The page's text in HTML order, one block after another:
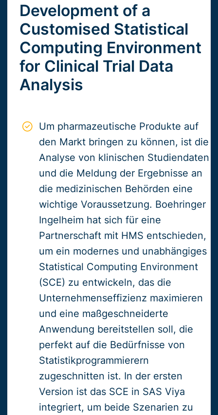
Development of a
Customised Statistical
Computing Environment
for Clinical Trial Data
Analysis
Um pharmazeutische Produkte auf
den Markt bringen zu können, ist die
Analyse von klinischen Studiendaten
und die Meldung der Ergebnisse an
die medizinischen Behörden eine
wichtige Voraussetzung. Boehringer
Ingelheim hat sich für eine
Partnerschaft mit HMS entschieden,
um ein modernes und unabhängiges
Statistical Computing Environment
(SCE) zu entwickeln, das die
Unternehmenseffizienz maximieren
und eine maßgeschneiderte
Anwendung bereitstellen soll, die
perfekt auf die Bedürfnisse von
Statistikprogrammierern
zugeschnitten ist. In der ersten
Version ist das SCE in SAS Viya
integriert, um beide Szenarien zu